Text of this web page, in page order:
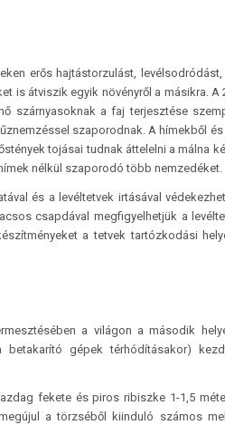
erős hajtástorzulást,
is átviszik egyik növényről a másikra. A
szárnyasoknak a faj terjesztése
szaporodnak. A hímekből és
tojásai tudnak áttelelni a málna
nélkül szaporodó több nemzedéket.
és a levéltetvek irtásával
csapdával megfigyelhetjük a
a tetvek tartózkodási
a világon a második
betakarító gépek térhódításakor)
fekete és piros ribiszke 1-1,5
a törzséből kiinduló számos